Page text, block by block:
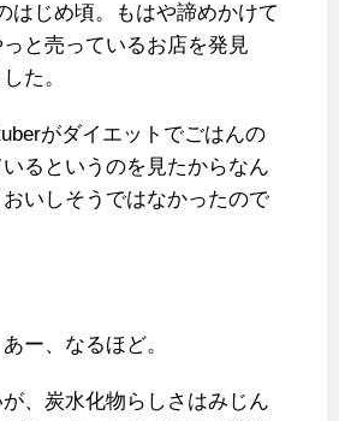
はじめ頃。もはや諦めかけて
と売っているお店を発見
た。
がダイエットでごはんの
るというのを見たからなん
いしそうではなかったので
ー、なるほど。
、炭水化物らしさはみじん